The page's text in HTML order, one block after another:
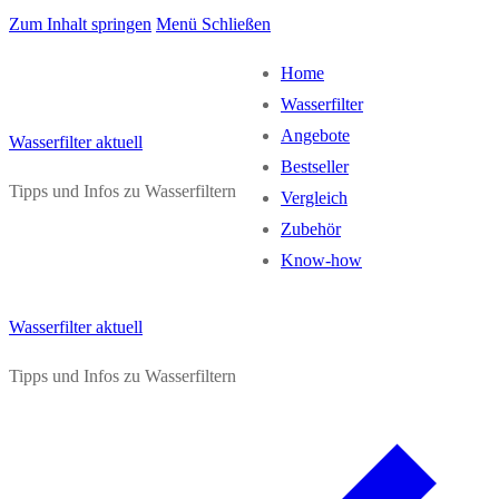
Zum Inhalt springen Menü Schließen
Wasserfilter aktuell
Tipps und Infos zu Wasserfiltern
Home
Wasserfilter
Angebote
Bestseller
Vergleich
Zubehör
Know-how
Wasserfilter aktuell
Tipps und Infos zu Wasserfiltern